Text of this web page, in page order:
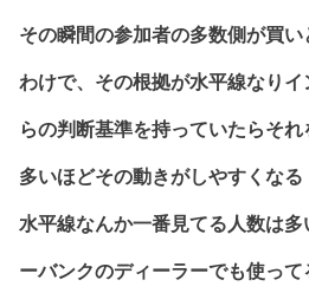
その瞬間の参加者の多数側が買い
わけで、その根拠が水平線なり
らの判断基準を持っていたらそ
多いほどその動きがしやすくなる
水平線なんか一番見てる人数は
ーバンクのディーラーでも使って